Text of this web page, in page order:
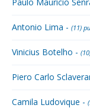
Antonio Lima - (11)
Vinicius Botelho -
Piero Carlo
Camila Ludovique -